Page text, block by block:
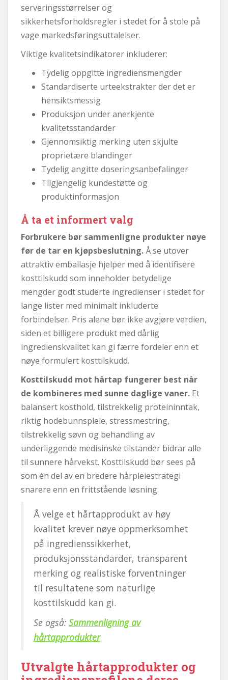
serveringsstørrelser og
sikkerhetsforholdsregler i stedet for å stole på
vage markedsføringsuttalelser.
Viktige kvalitetsindikatorer inkluderer:
Tydelig oppgitte ingrediensmengder
Standardiserte urteekstrakter der det er
hensiktsmessig
Produksjon under anerkjente
kvalitetsstandarder
Gjennomsiktig merking uten skjulte
proprietære blandinger
Tydelig angitte doseringsanbefalinger
Tilgjengelig kundestøtte og
produktinformasjon
Å ta et informert valg
Forbrukere bør sammenligne produkter nøye
før de tar en kjøpsbeslutning.Å se utover
attraktiv emballasje hjelper med å identifisere
kosttilskudd som inneholder betydelige
mengder godt studerte ingredienser i stedet for
lange lister med minimalt inkluderte
forbindelser. Pris alene bør ikke avgjøre verdien,
siden et billigere produkt med dårlig
ingredienskvalitet kan gi færre fordeler enn et
nøye formulert kosttilskudd.
Kosttilskudd mot hårtap fungerer best når
de kombineres med sunne daglige vaner. Et
balansert kosthold, tilstrekkelig proteininntak,
riktig hodebunnspleie, stressmestring,
tilstrekkelig søvn og behandling av
underliggende medisinske tilstander bidrar alle
til sunnere hårvekst. Kosttilskudd bør sees på
som én del av en bredere hårpleiestrategi
snarere enn en frittstående løsning.
Å velge et hårtapprodukt av høy
kvalitet krever nøye oppmerksomhet
på ingredienssikkerhet,
produksjonsstandarder, transparent
merking og realistiske forventninger
til resultatene som naturlige
kosttilskudd kan gi.
Se også: Sammenligning av
hårtapprodukter
Utvalgte hårtapprodukter og